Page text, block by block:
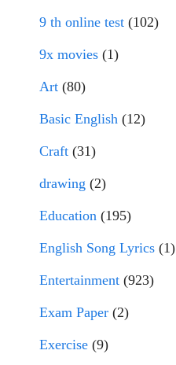
9 th online test (102)
9x movies (1)
Art (80)
Basic English (12)
Craft (31)
drawing (2)
Education (195)
English Song Lyrics (1)
Entertainment (923)
Exam Paper (2)
Exercise (9)